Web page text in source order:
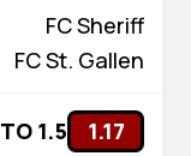
FC Sheriff
FC St. Gallen
TO 1.5 1.17